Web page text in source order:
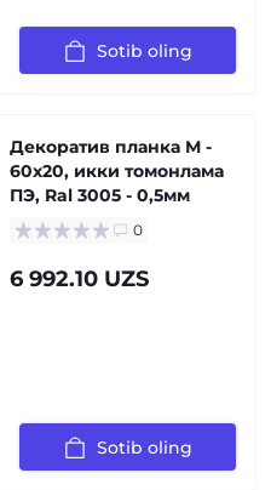
Sotib oling
Декоратив планка М -
60х20, икки томонлама
ПЭ, Ral 3005 - 0,5мм
0
6 992.10 UZS
Sotib oling